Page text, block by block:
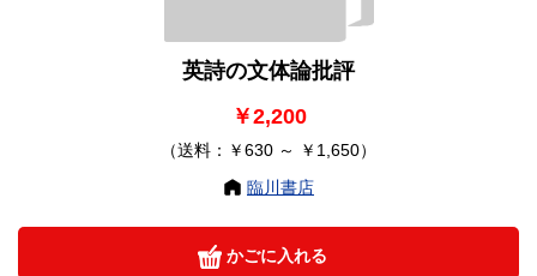
英詩の文体論批評
￥2,200
（送料：￥630 ～ ￥1,650）
臨川書店
かごに入れる